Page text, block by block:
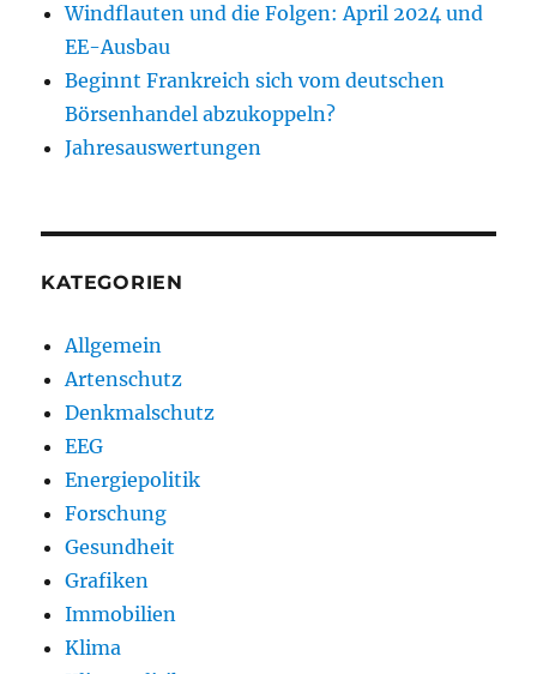
Windflauten und die Folgen: April 2024 und
EE-Ausbau
Beginnt Frankreich sich vom deutschen
Börsenhandel abzukoppeln?
Jahresauswertungen
KATEGORIEN
Allgemein
Artenschutz
Denkmalschutz
EEG
Energiepolitik
Forschung
Gesundheit
Grafiken
Immobilien
Klima